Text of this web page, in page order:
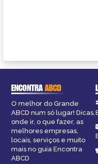
ENCONTRAABCD
O melhor do Grande
ABCD num só lugar! Dicas,
onde ir, o que fazer, as
melhores empresas,
locais, serviços e muito
mais no guia Encontra
ABCD